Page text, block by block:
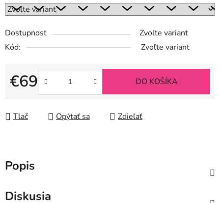
Dostupnosť
Zvoľte variant
Kód:
Zvoľte variant
€69
Jednotková cena:
DO KOŠÍKA
Tlač Opýtať sa Zdieľať
Popis
Diskusia